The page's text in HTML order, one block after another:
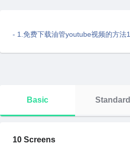
- 1.免费下载油管youtube视频的方法1
Basic Standard
10 Screens